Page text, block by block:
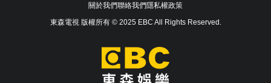
關於我們聯絡我們隱私權政策
東森電視 版權所有 © 2025 EBC All Rights Reserved.